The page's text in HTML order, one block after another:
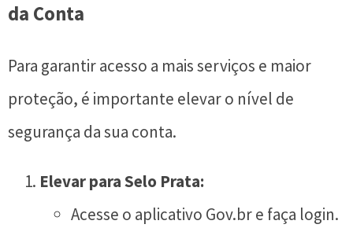
da Conta
Para garantir acesso a mais serviços e maior
proteção, é importante elevar o nível de
segurança da sua conta.
Elevar para Selo Prata:
Acesse o aplicativo Gov.br e faça login.